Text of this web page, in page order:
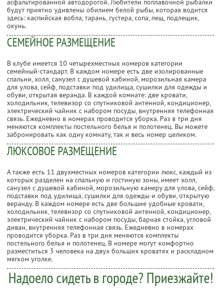
асфальтированной автодорогой. Любители поплавочной рыбалки
будут приятно удивлены обилием белой рыбы, которая водится
здесь: каспийская вобла, тарань, густера, сопа, лещ, подлещик,
окунь.
СЕМЕЙНОЕ РАЗМЕЩЕНИЕ
В клубе имеется 10 четырехместных номеров категории
семейный-стандарт. В каждом номере есть две изолированные
спальни, холл, санузел с душевой кабиной, морозильная камера
для улова, сейф, подставки под удилища, сушилки для одежды и
обуви, открытая веранда. В каждой комнате: две кровати,
холодильник, телевизор со спутниковой антенной, кондиционер,
электрический чайник с набором посуды, внутренняя телефонная
связь. Ежедневно в номерах проводится уборка. Раз в три дня
меняются комплекты постельного белья и полотенец. Вы можете
забронировать как одну комнату, так и весь номер целиком.
ЛЮКСОВОЕ РАЗМЕЩЕНИЕ
А также есть 11 двухместных номеров категории люкс, каждый из
которых разделен на спальную и гостиную зоны, имеет холл,
санузел с душевой кабиной, морозильную камеру для улова, сейф,
подставки под удилища, сушилки для одежды и обуви, открытую
веранду. В каждом номере есть две большие удобные кровати,
холодильник, телевизор со спутниковой антенной, кондиционер,
электрический чайник с набором посуды, барная стойка, угловой
диван, внутренняя телефонная связь. Ежедневно в номерах
проводится уборка. Раз в три дня меняются комплекты
постельного белья и полотенец. В номере могут комфортно
разместиться 3 человека на двух больших кроватях и раскладном
мягком уголке.
Надоело сидеть в городе? Приезжайте!